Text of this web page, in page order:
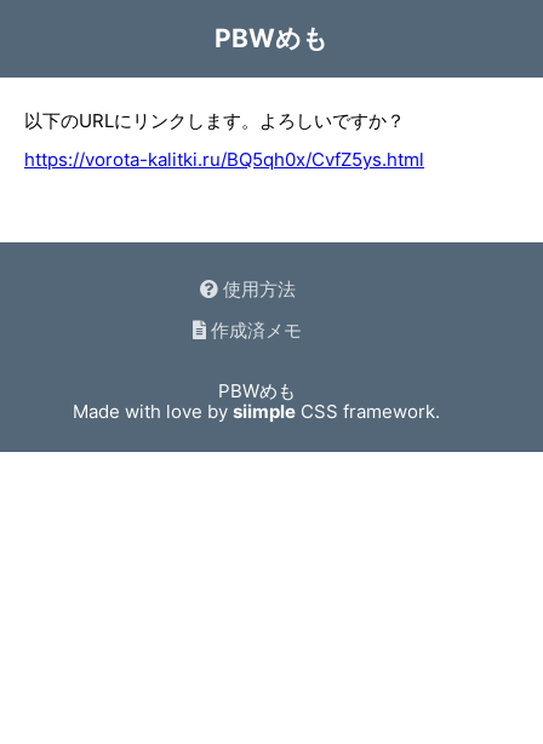
PBWめも
以下のURLにリンクします。よろしいですか？
https://vorota-kalitki.ru/BQ5qh0x/CvfZ5ys.html
使用方法
作成済メモ
PBWめも
Made with love bysiimple CSS framework.